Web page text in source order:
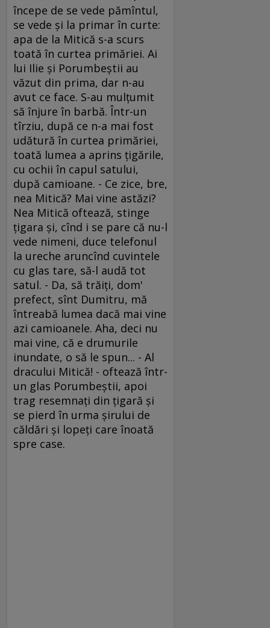
începe de se vede pămîntul,
se vede şi la primar în curte:
apa de la Mitică s-a scurs
toată în curtea primăriei. Ai
lui Ilie şi Porumbeştii au
văzut din prima, dar n-au
avut ce face. S-au mulţumit
să înjure în barbă. Într-un
tîrziu, după ce n-a mai fost
udătură în curtea primăriei,
toată lumea a aprins ţigările,
cu ochii în capul satului,
după camioane. - Ce zice, bre,
nea Mitică? Mai vine astăzi?
Nea Mitică oftează, stinge
ţigara şi, cînd i se pare că nu-l
vede nimeni, duce telefonul
la ureche aruncînd cuvintele
cu glas tare, să-l audă tot
satul. - Da, să trăiţi, dom'
prefect, sînt Dumitru, mă
întreabă lumea dacă mai vine
azi camioanele. Aha, deci nu
mai vine, că e drumurile
inundate, o să le spun... - Al
dracului Mitică! - oftează într-
un glas Porumbeştii, apoi
trag resemnaţi din ţigară şi
se pierd în urma şirului de
căldări şi lopeţi care înoată
spre case.